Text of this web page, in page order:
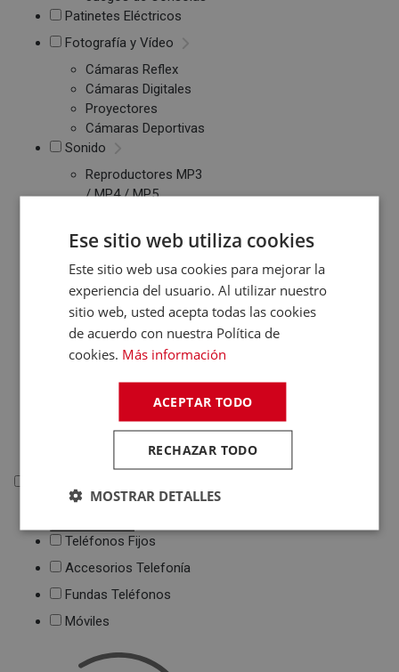
Patinetes Eléctricos
Fotografía y Vídeo
Cámaras Reflex
Cámaras Digitales
Proyectores
Cámaras Deportivas
Sonido
Reproductores MP3
/ MP4 / MP5
Altavoces
Radios CD / FM
Despertadores
Barras de Sonido
Altavoces
Inalambricos
Equipos de Música
Juguetes
Teléfonos Fijos
Accesorios Telefonía
Fundas Teléfonos
Móviles
Ese sitio web utiliza cookies
Este sitio web usa cookies para mejorar la
experiencia del usuario. Al utilizar nuestro
sitio web, usted acepta todas las cookies
de acuerdo con nuestra Política de
cookies. Más información
ACEPTAR TODO
RECHAZAR TODO
MOSTRAR DETALLES